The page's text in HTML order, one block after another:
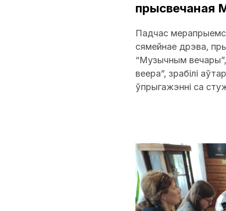
прысвечаная
Падчас
сямейнае дрэва,
“Музычным
веера”, зрабілі
ўпрыгажэнні са